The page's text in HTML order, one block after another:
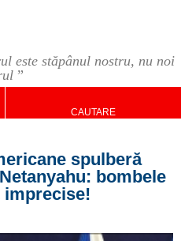
este stăpânul nostru, nu noi
”
CAUTARE
spulberă
bombele
imprecise!